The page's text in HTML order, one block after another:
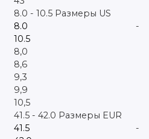
8.0 - 10.5 Размеры US
-
8,0
8,6
9,3
9,9
10,5
41.5- 42.0 Размеры EUR
-